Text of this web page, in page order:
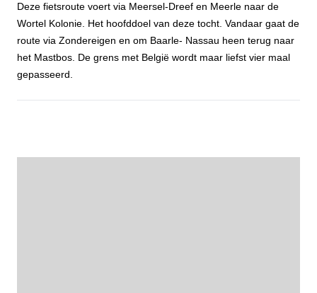
Deze fietsroute voert via Meersel-Dreef en Meerle naar de
Wortel Kolonie. Het hoofddoel van deze tocht. Vandaar gaat de
route via Zondereigen en om Baarle- Nassau heen terug naar
het Mastbos. De grens met België wordt maar liefst vier maal
gepasseerd.